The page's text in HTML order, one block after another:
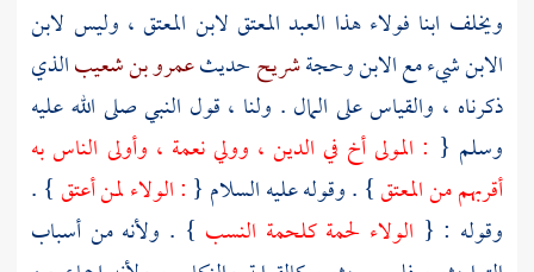
ويخلف ابنا فولاء هذا العبد المعتق لابن المعتق ، وليس لابن
الابن شيء مع الابن وحجةشريححديثعمرو بن شعيبالذي
ذكرناه ، والقياس على المال . ولنا ، قول النبي صلى الله عليه
وسلم { : المولى أخ في الدين ، وولي نعمة ، وأولى الناس به
أقربهم من المعتق} . وقوله عليه السلام { : الولاء لمن أعتق} .
وقوله : { الولاء لحمة كلحمة النسب } . ولأنه من أسباب